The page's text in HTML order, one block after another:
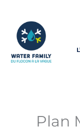
contenu
Plan